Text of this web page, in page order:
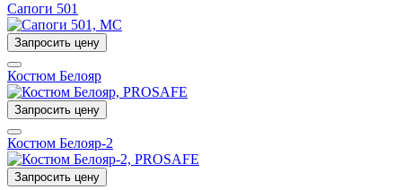
Сапоги 501
Запросить цену
Костюм Белояр
Запросить цену
Костюм Белояр-2
Запросить цену